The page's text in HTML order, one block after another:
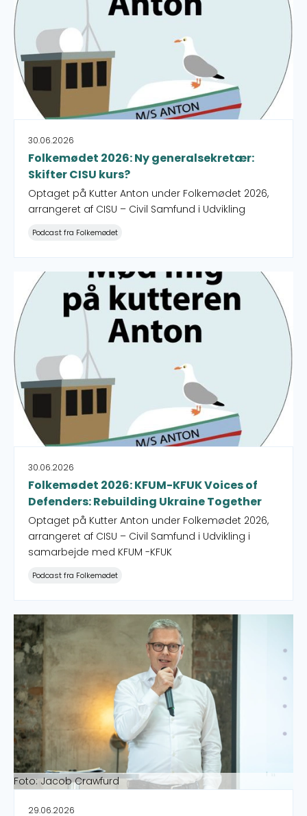
30.06.2026
Folkemødet 2026: Ny generalsekretær:
Skifter CISU kurs?
Optaget på Kutter Anton under Folkemødet 2026,
arrangeret af CISU – Civil Samfund i Udvikling
Podcast fra Folkemødet
30.06.2026
Folkemødet 2026: KFUM-KFUK Voices of
Defenders: Rebuilding Ukraine Together
Optaget på Kutter Anton under Folkemødet 2026,
arrangeret af CISU – Civil Samfund i Udvikling i
samarbejde med KFUM -KFUK
Podcast fra Folkemødet
Folkemødet 2026: KFUM-KFUK Voices of Defenders:
Foto: Jacob Crawfurd
29.06.2026
Flemming Møller Mortensen deltager i samtale på